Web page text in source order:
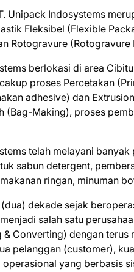
Unipack Indosystems
Fleksibel (Flexible
Rotogravure (Rotogravure
berlokasi di area
proses Percetakan
adhesive) dan
(Bag-Making), proses
telah melayani
sabun detergent,
ringan, minuman
dekade sejak
salah satu
& Converting) dengan
pelanggan (customer),
yang berbasis